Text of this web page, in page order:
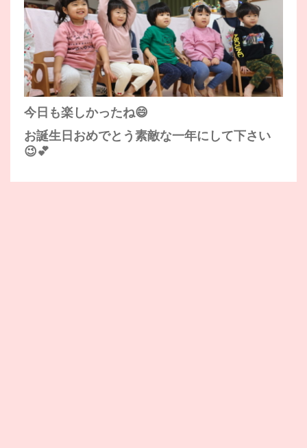
今日も楽しかったね😄
お誕生日おめでとう素敵な一年にして下さい
😉💕